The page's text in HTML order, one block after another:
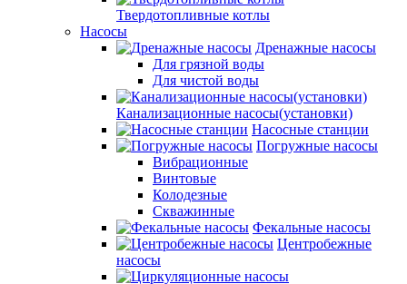
Твердотопливные котлы
Насосы
Дренажные насосы
Для грязной воды
Для чистой воды
Канализационные насосы(установки)
Насосные станции
Погружные насосы
Вибрационные
Винтовые
Колодезные
Скважинные
Фекальные насосы
Центробежные
насосы